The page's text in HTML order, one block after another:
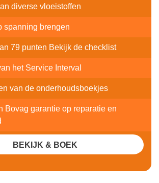
diverse vloeistoffen
spanning brengen
79 punten Bekijk de checklist
het Service Interval
van de onderhoudsboekjes
Bovag garantie op reparatie en
BEKIJK & BOEK